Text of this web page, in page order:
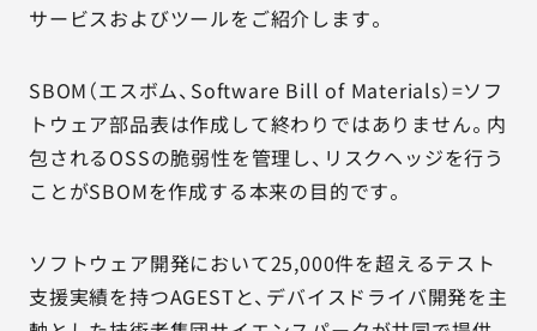
サービスおよびツールをご紹介します。
SBOM（エスボム、Software Bill of Materials）=ソフ
トウェア部品表は作成して終わりではありません。内
包されるOSSの脆弱性を管理し、リスクヘッジを行う
ことがSBOMを作成する本来の目的です。
ソフトウェア開発において25,000件を超えるテスト
支援実績を持つAGESTと、デバイスドライバ開発を主